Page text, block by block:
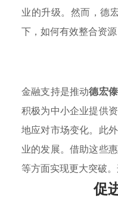
业的升级。然而，德
下，如何有效整合资
金融支持是推动德宏
积极为中小企业提供
地应对市场变化。此
业的发展。借助这些
等方面实现更大突破
促